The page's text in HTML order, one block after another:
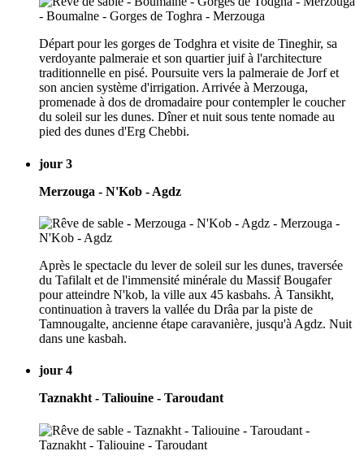
Départ pour les gorges de Todghra et visite de Tineghir, sa
verdoyante palmeraie et son quartier juif à l'architecture
traditionnelle en pisé. Poursuite vers la palmeraie de Jorf et
son ancien système d'irrigation. Arrivée à Merzouga,
promenade à dos de dromadaire pour contempler le coucher
du soleil sur les dunes. Dîner et nuit sous tente nomade au
pied des dunes d'Erg Chebbi.
jour 3
Merzouga - N'Kob - Agdz
Après le spectacle du lever de soleil sur les dunes, traversée
du Tafilalt et de l'immensité minérale du Massif Bougafer
pour atteindre N'kob, la ville aux 45 kasbahs. À Tansikht,
continuation à travers la vallée du Drâa par la piste de
Tamnougalte, ancienne étape caravanière, jusqu'à Agdz. Nuit
dans une kasbah.
jour 4
Taznakht - Taliouine - Taroudant